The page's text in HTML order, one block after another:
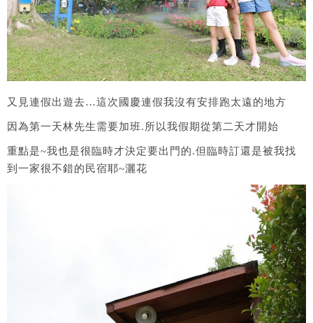
又見連假出遊去…這次國慶連假我沒有安排跑太遠的地方
因為第一天林先生需要加班.所以我假期從第二天才開始
重點是~我也是很臨時才決定要出門的.但臨時訂還是被我找
到一家很不錯的民宿耶~灑花